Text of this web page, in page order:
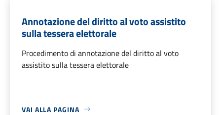
Annotazione del diritto al voto assistito
sulla tessera elettorale
Procedimento di annotazione del diritto al voto
assistito sulla tessera elettorale
VAI ALLA PAGINA